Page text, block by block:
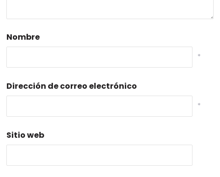
Nombre
*
Dirección de correo electrónico
*
Sitio web